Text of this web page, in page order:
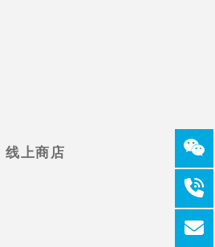
线上商店